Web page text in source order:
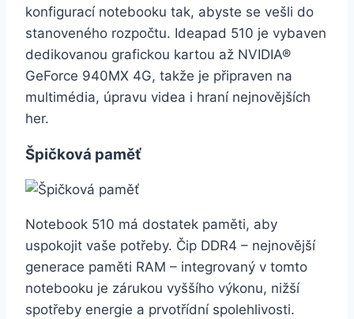
konfigurací notebooku tak, abyste se vešli do
stanoveného rozpočtu. Ideapad 510 je vybaven
dedikovanou grafickou kartou až NVIDIA®
GeForce 940MX 4G, takže je připraven na
multimédia, úpravu videa i hraní nejnovějších
her.
Špičková paměť
Notebook 510 má dostatek paměti, aby
uspokojit vaše potřeby. Čip DDR4 – nejnovější
generace paměti RAM – integrovaný v tomto
notebooku je zárukou vyššího výkonu, nižší
spotřeby energie a prvotřídní spolehlivosti.